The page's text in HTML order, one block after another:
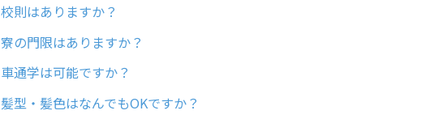
校則はありますか？
寮の門限はありますか？
車通学は可能ですか？
髪型・髪色はなんでもOKですか？